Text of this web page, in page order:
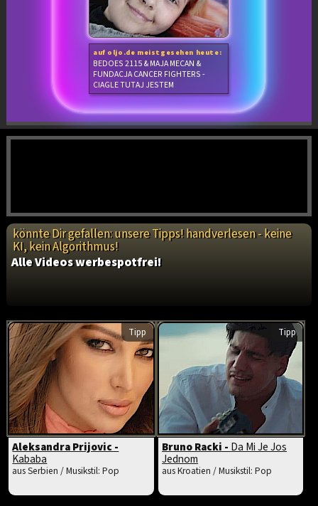
auf oljo.de meistgesehen heute:
BEDOES 2115 & MAJA MECAN &
FUNDACJA CANCER FIGHTERS -
CIAGLE TUTAJ JESTEM
könnte Dir gefallen: unsere Tipps! handverlesen - keine
KI, kein Algorithmus!
Alle Videos werbespotfrei!
Tipp
Aleksandra Prijovic -
Kababa
aus Serbien / Musikstil: Pop
Tipp
Bruno Racki - Da Mi Je Jos
Jednom
aus Kroatien / Musikstil: Pop